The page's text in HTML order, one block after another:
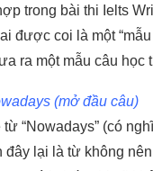
trong bài thi Ielts
được coi là một
ra một mẫu câu học
(mở đầu câu)
từ “Nowadays” (có
đây lại là từ không